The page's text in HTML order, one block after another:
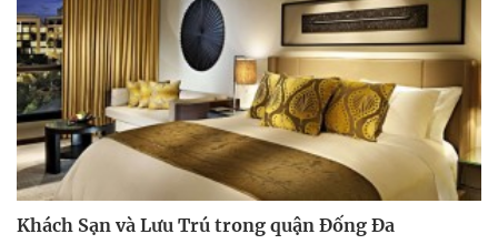
Khách Sạn và Lưu Trú trong quận Đống Đa